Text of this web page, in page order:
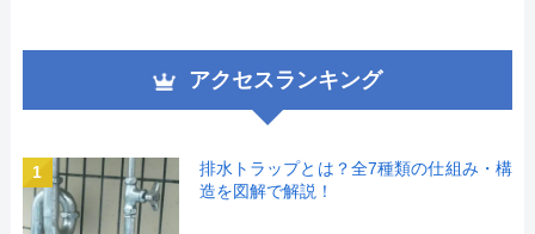
アクセスランキング
1
排水トラップとは？全7種類の仕組み・構
造を図解で解説！